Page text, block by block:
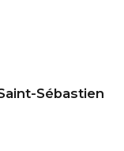
Sébastien